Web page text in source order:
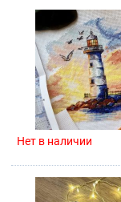
Нет в наличии